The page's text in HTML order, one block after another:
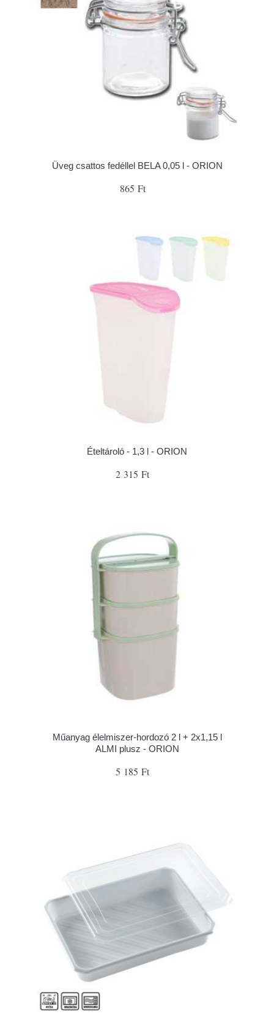
Üveg csattos fedéllel BELA 0,05 l - ORION
865 Ft
Ételtároló - 1,3 l - ORION
2 315 Ft
Műanyag élelmiszer-hordozó 2 l + 2x1,15 l
ALMI plusz - ORION
5 185 Ft